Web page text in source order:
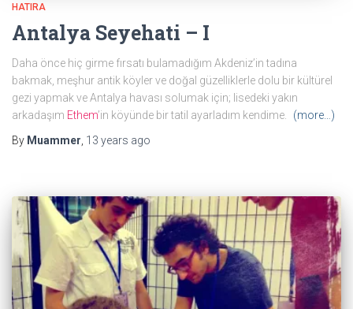
HATIRA
Antalya Seyehati – I
Daha önce hiç girme fırsatı bulamadığım Akdeniz’in tadına
bakmak, meşhur antik köyler ve doğal güzelliklerle dolu bir kültürel
gezi yapmak ve Antalya havası solumak için; lisedeki yakın
arkadaşım Ethem’in köyünde bir tatil ayarladım kendime.
(more…)
By Muammer 13 years ago